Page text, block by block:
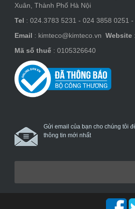
Xuân, Thành Phố Hà Nội
Tel : 024.3783 5231 - 024 3858 0251
Email : kimteco@kimteco.vn Website
Mã số thuế : 0105326640
Gửi email của bạn cho chúng tôi
thông tin mới nhất